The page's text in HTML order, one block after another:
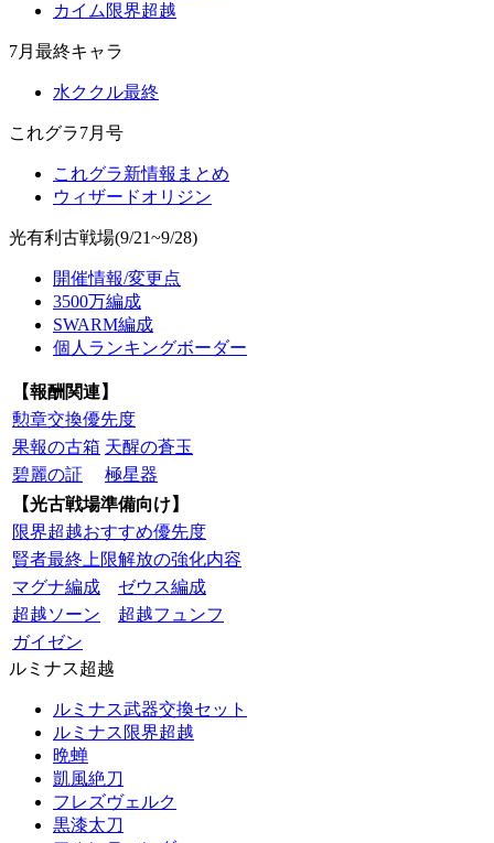
カイム限界超越
7月最終キャラ
水ククル最終
これグラ7月号
これグラ新情報まとめ
ウィザードオリジン
光有利古戦場(9/21~9/28)
開催情報/変更点
3500万編成
SWARM編成
個人ランキングボーダー
【報酬関連】
勲章交換優先度
果報の古箱 天醒の蒼玉
碧麗の証
極星器
【光古戦場準備向け】
限界超越おすすめ優先度
賢者最終上限解放の強化内容
マグナ編成
ゼウス編成
超越ソーン
超越フュンフ
ガイゼン
ルミナス超越
ルミナス武器交換セット
ルミナス限界超越
晩蝉
凱風絶刀
フレズヴェルク
黒漆太刀